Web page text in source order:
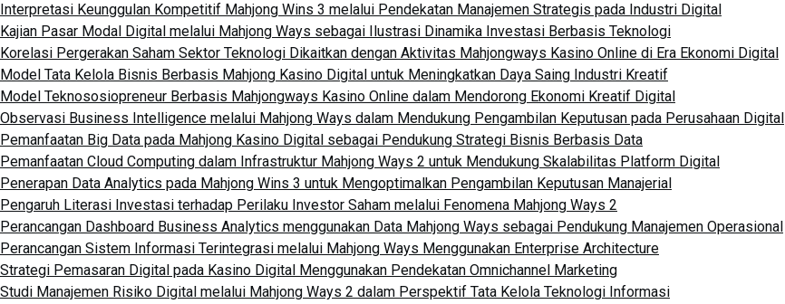
Interpretasi Keunggulan Kompetitif Mahjong Wins 3 melalui Pendekatan Manajemen Strategis pada Industri Digital
Kajian Pasar Modal Digital melalui Mahjong Ways sebagai Ilustrasi Dinamika Investasi Berbasis Teknologi
Korelasi Pergerakan Saham Sektor Teknologi Dikaitkan dengan Aktivitas Mahjongways Kasino Online di Era Ekonomi Digital
Model Tata Kelola Bisnis Berbasis Mahjong Kasino Digital untuk Meningkatkan Daya Saing Industri Kreatif
Model Teknososiopreneur Berbasis Mahjongways Kasino Online dalam Mendorong Ekonomi Kreatif Digital
Observasi Business Intelligence melalui Mahjong Ways dalam Mendukung Pengambilan Keputusan pada Perusahaan Digital
Pemanfaatan Big Data pada Mahjong Kasino Digital sebagai Pendukung Strategi Bisnis Berbasis Data
Pemanfaatan Cloud Computing dalam Infrastruktur Mahjong Ways 2 untuk Mendukung Skalabilitas Platform Digital
Penerapan Data Analytics pada Mahjong Wins 3 untuk Mengoptimalkan Pengambilan Keputusan Manajerial
Pengaruh Literasi Investasi terhadap Perilaku Investor Saham melalui Fenomena Mahjong Ways 2
Perancangan Dashboard Business Analytics menggunakan Data Mahjong Ways sebagai Pendukung Manajemen Operasional
Perancangan Sistem Informasi Terintegrasi melalui Mahjong Ways Menggunakan Enterprise Architecture
Strategi Pemasaran Digital pada Kasino Digital Menggunakan Pendekatan Omnichannel Marketing
Studi Manajemen Risiko Digital melalui Mahjong Ways 2 dalam Perspektif Tata Kelola Teknologi Informasi